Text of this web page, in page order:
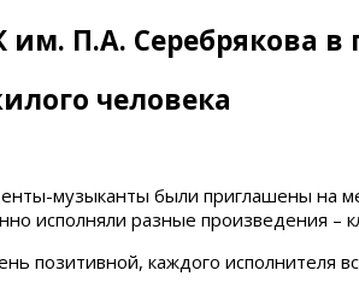
П.А. Серебрякова
человека
музыканты были приглашены на
исполняли разные произведения –
позитивной, каждого исполнителя